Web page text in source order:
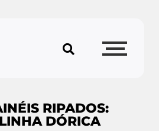
RIPADOS:
DÓRICA